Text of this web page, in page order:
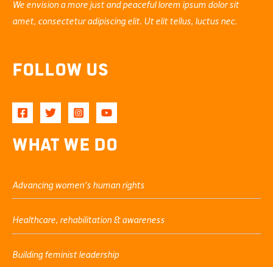
We envision a more just and peaceful lorem ipsum dolor sit
amet, consectetur adipiscing elit. Ut elit tellus, luctus nec.
Follow Us
What We Do
Advancing women’s human rights
Healthcare, rehabilitation & awareness
Building feminist leadership